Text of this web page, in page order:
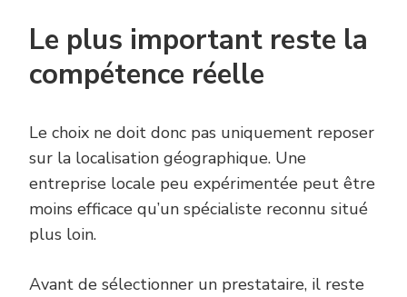
Le plus important reste la
compétence réelle
Le choix ne doit donc pas uniquement reposer
sur la localisation géographique. Une
entreprise locale peu expérimentée peut être
moins efficace qu’un spécialiste reconnu situé
plus loin.
Avant de sélectionner un prestataire, il reste